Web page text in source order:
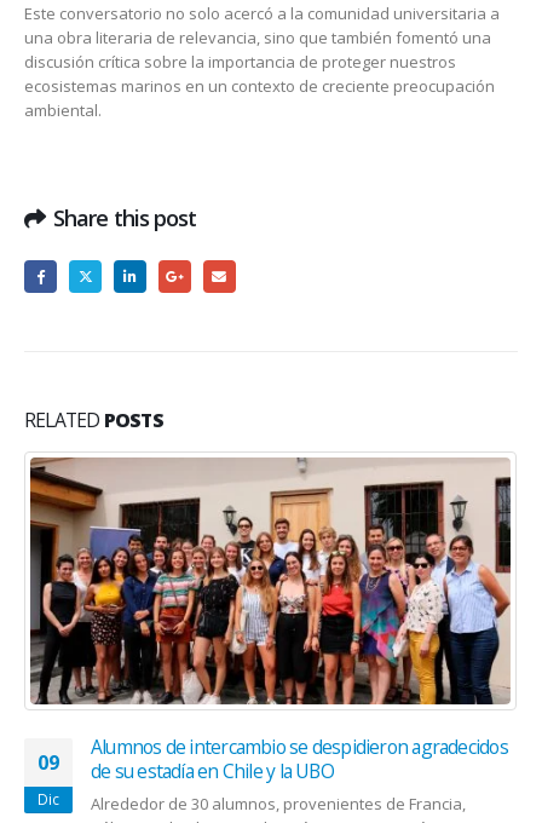
Este conversatorio no solo acercó a la comunidad universitaria a
una obra literaria de relevancia, sino que también fomentó una
discusión crítica sobre la importancia de proteger nuestros
ecosistemas marinos en un contexto de creciente preocupación
ambiental.
Share this post
RELATED POSTS
09
Dic
Alumnos de intercambio se despidieron agradecidos
de su estadía en Chile y la UBO
Alrededor de 30 alumnos, provenientes de Francia,